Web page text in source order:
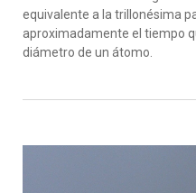
equivalente a la trillonésima
aproximadamente el tiempo
diámetro de un átomo.